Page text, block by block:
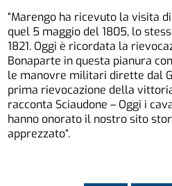
“Marengo ha ricevuto la visita
quel 5 maggio del 1805, lo
1821. Oggi è ricordata la
Bonaparte in questa pianura
le manovre militari dirette dal
prima rievocazione della
racconta Sciaudone – Oggi i
hanno onorato il nostro sito
apprezzato“.